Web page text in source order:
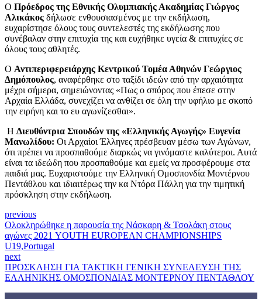
Ο Πρόεδρος της Εθνικής Ολυμπιακής Ακαδημίας Γιώργος
Αλικάκος δήλωσε ενθουσιασμένος με την εκδήλωση,
ευχαρίστησε όλους τους συντελεστές της εκδήλωσης που
συνέβαλαν στην επιτυχία της και ευχήθηκε υγεία & επιτυχίες σε
όλους τους αθλητές.
Ο Αντιπεριφερειάρχης Κεντρικού Τομέα Αθηνών Γεώργιος
Δημόπουλος, αναφέρθηκε στο ταξίδι ιδεών από την αρχαιότητα
μέχρι σήμερα, σημειώνοντας «Πως ο σπόρος που έπεσε στην
Αρχαία Ελλάδα, συνεχίζει να ανθίζει σε όλη την υφήλιο με σκοπό
την ειρήνη και το ευ αγωνίζεσθαι».
Η Διευθύντρια Σπουδών της «Ελληνικής Αγωγής» Ευγενία
Μανωλίδου: Οι Αρχαίοι Έλληνες πρέσβευαν μέσω των Αγώνων,
ότι πρέπει να προσπαθούμε διαρκώς να γινόμαστε καλύτεροι. Αυτά
είναι τα ιδεώδη που προσπαθούμε και εμείς να προσφέρουμε στα
παιδιά μας. Ευχαριστούμε την Ελληνική Ομοσπονδία Μοντέρνου
Πεντάθλου και ιδιαιτέρως την κα Ντόρα Πάλλη για την τιμητική
πρόσκληση στην εκδήλωση.
previous
Ολοκληρώθηκε η παρουσία της Νάσκαρη & Τσολάκη στους
αγώνες 2021 YOUTH EUROPEAN CHAMPIONSHIPS
U19,Portugal
next
ΠΡΟΣΚΛΗΣΗ ΓΙΑ ΤΑΚΤΙΚΗ ΓΕΝΙΚΗ ΣΥΝΕΛΕΥΣΗ ΤΗΣ
ΕΛΛΗΝΙΚΗΣ ΟΜΟΣΠΟΝΔΙΑΣ ΜΟΝΤΕΡΝΟΥ ΠΕΝΤΑΘΛΟΥ